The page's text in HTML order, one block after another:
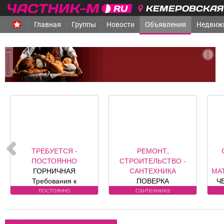
КЕМЕРОВСКАЯ
Главная Группы Новости Объявления
реклама
ТРЕБУЕТСЯ -
ПОСТОЯННО
ГОРНИЧНАЯ
Требования к
кандидату: без опыта
-Влажная и сухая
уборка номеров и
постоянно
РЕМОНТ,
СТРОИТЕЛЬСТВО -
САНТЕХНИКА
ПОВЕРКА
ВОДОСЧЕТЧИКОВ на
замена, регистрация.
сантехника